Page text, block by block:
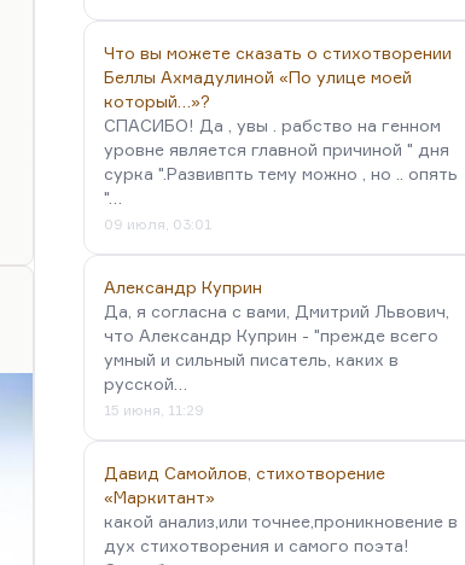
Что вы можете сказать о стихотворении
Беллы Ахмадулиной «По улице моей
который…»?
СПАСИБО! Да , увы . рабство на генном
уровне является главной причиной " дня
сурка ".Развивпть тему можно , но .. опять
"…
09 июля, 03:01
Александр Куприн
Да, я согласна с вами, Дмитрий Львович,
что Александр Куприн - "прежде всего
умный и сильный писатель, каких в
русской…
15 июня, 11:29
Давид Самойлов, стихотворение
«Маркитант»
какой анализ,или точнее,проникновение в
дух стихотворения и самого поэта!